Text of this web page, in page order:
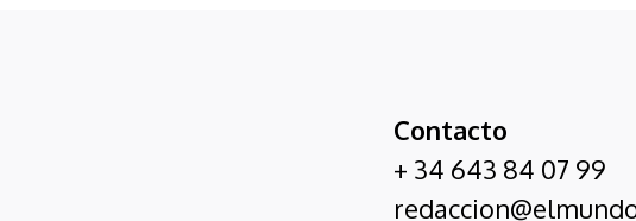
Contacto
+ 34 643 84 07 99